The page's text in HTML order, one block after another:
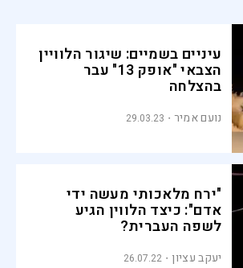
עיניים בשמיים: שיגור הלוויין
הצבאי "אופק 13" עבר
בהצלחה
נועם אמיר 29.03.23
"ירח מלאכותי מעשה ידי
אדם": כיצד הלווין הגיע
לשפה העברית?
יעקב עציון 26.07.22